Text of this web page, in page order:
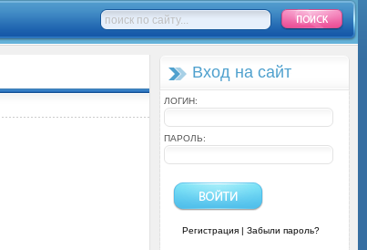
Вход на сайт
ЛОГИН:
ПАРОЛЬ:
Регистрация | Забыли пароль?